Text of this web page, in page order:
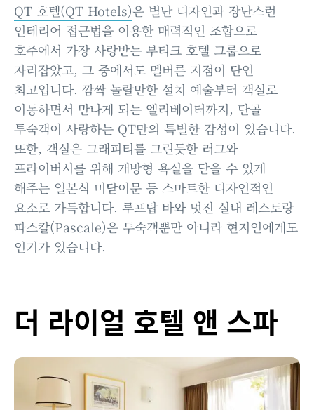
QT 호텔(QT Hotels)은 별난 디자인과 장난스런
인테리어 접근법을 이용한 매력적인 조합으로
호주에서 가장 사랑받는 부티크 호텔 그룹으로
자리잡았고, 그 중에서도 멜버른 지점이 단연
최고입니다. 깜짝 놀랄만한 설치 예술부터 객실로
이동하면서 만나게 되는 엘리베이터까지, 단골
투숙객이 사랑하는 QT만의 특별한 감성이 있습니다.
또한, 객실은 그래피티를 그린듯한 러그와
프라이버시를 위해 개방형 욕실을 닫을 수 있게
해주는 일본식 미닫이문 등 스마트한 디자인적인
요소로 가득합니다. 루프탑 바와 멋진 실내 레스토랑
파스칼(Pascale)은 투숙객뿐만 아니라 현지인에게도
인기가 있습니다.
더 라이얼 호텔 앤 스파